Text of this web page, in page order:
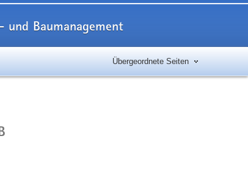
und Baumanagement
Übergeordnete Seiten